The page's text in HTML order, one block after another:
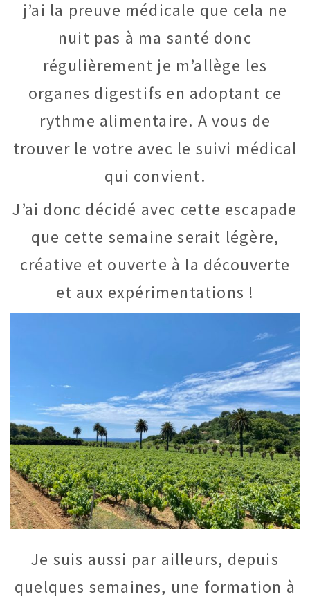
j’ai la preuve médicale que cela ne
nuit pas à ma santé donc
régulièrement je m’allège les
organes digestifs en adoptant ce
rythme alimentaire. A vous de
trouver le votre avec le suivi médical
qui convient.
J’ai donc décidé avec cette escapade
que cette semaine serait légère,
créative et ouverte à la découverte
et aux expérimentations !
Je suis aussi par ailleurs, depuis
quelques semaines, une formation à